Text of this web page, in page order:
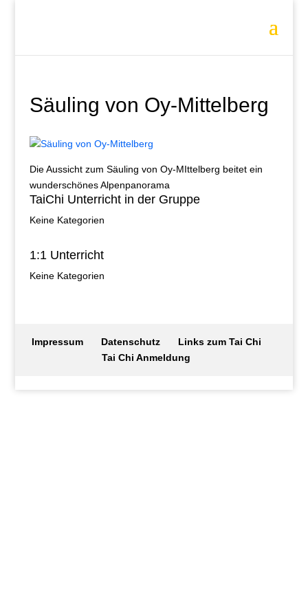
Säuling von Oy-Mittelberg
Die Aussicht zum Säuling von Oy-MIttelberg beitet ein
wunderschönes Alpenpanorama
TaiChi Unterricht in der Gruppe
Keine Kategorien
1:1 Unterricht
Keine Kategorien
Impressum Datenschutz
Links zum Tai Chi
Tai Chi Anmeldung